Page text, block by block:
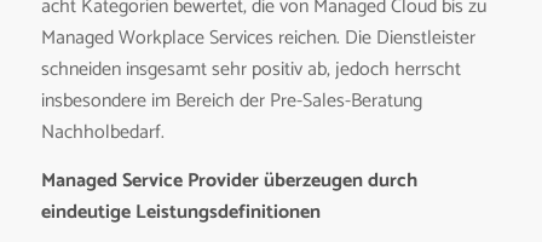
acht Kategorien bewertet, die von Managed Cloud bis zu
Managed Workplace Services reichen. Die Dienstleister
schneiden insgesamt sehr positiv ab, jedoch herrscht
insbesondere im Bereich der Pre-Sales-Beratung
Nachholbedarf.
Managed Service Provider überzeugen durch
eindeutige Leistungsdefinitionen